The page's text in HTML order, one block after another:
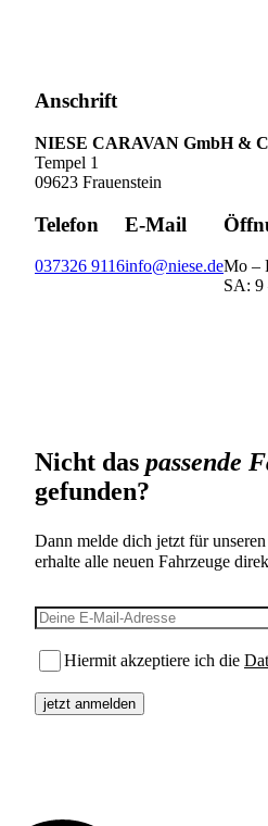
Anschrift
NIESE CARAVAN GmbH &
Tempel 1
09623 Frauenstein
Telefon
037326 9116
E-Mail
info@niese.deMo –
SA: 9
Nicht das passende
gefunden?
Dann melde dich jetzt für
erhalte alle neuen Fahrzeuge
E-Mail-Adresse
Hiermit akzeptiere ich die